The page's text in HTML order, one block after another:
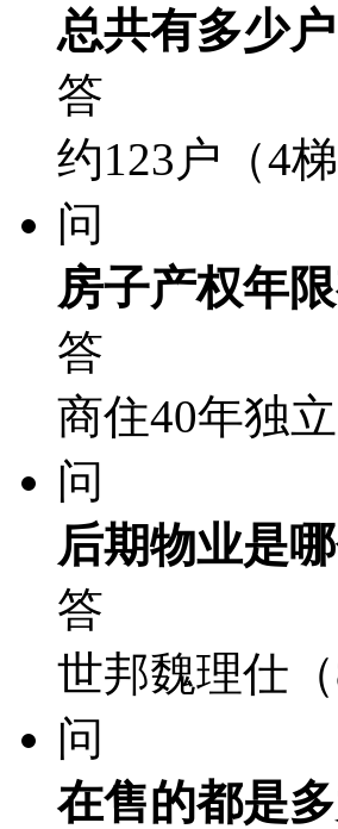
总共有多少
答
约123户（4梯
问
房子产权年
答
商住40年独
问
后期物业是
答
世邦魏理仕
问
在售的都是